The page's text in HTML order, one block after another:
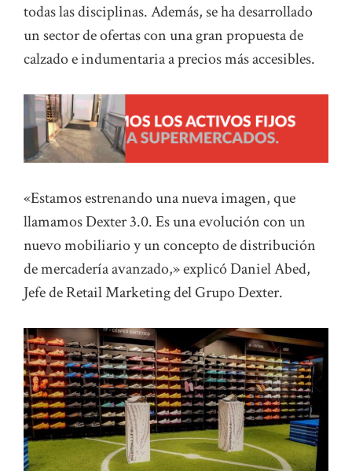
todas las disciplinas. Además, se ha desarrollado
un sector de ofertas con una gran propuesta de
calzado e indumentaria a precios más accesibles.
«Estamos estrenando una nueva imagen, que
llamamos Dexter 3.0. Es una evolución con un
nuevo mobiliario y un concepto de distribución
de mercadería avanzado,» explicó Daniel Abed,
Jefe de Retail Marketing del Grupo Dexter.